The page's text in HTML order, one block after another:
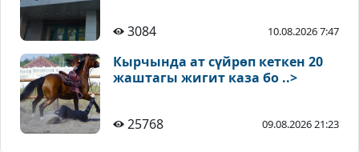
3084 10.08.2026 7:47
Кырчында ат сүйрөп кеткен 20
жаштагы жигит каза бо ..>
25768 09.08.2026 21:23